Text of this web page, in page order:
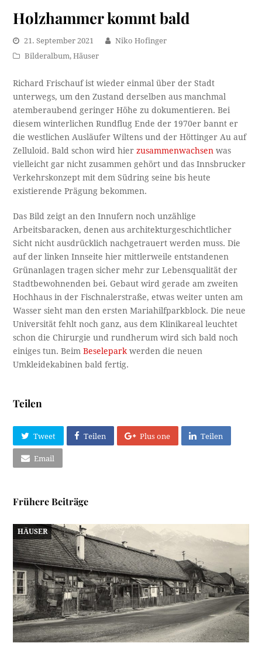
Holzhammer kommt bald
21. September 2021
Niko Hofinger
Bilderalbum,Häuser
Richard Frischauf ist wieder einmal über der Stadt
unterwegs, um den Zustand derselben aus manchmal
atemberaubend geringer Höhe zu dokumentieren. Bei
diesem winterlichen Rundflug Ende der 1970er bannt er
die westlichen Ausläufer Wiltens und der Höttinger Au auf
Zelluloid. Bald schon wird hierzusammenwachsen was
vielleicht gar nicht zusammen gehört und das Innsbrucker
Verkehrskonzept mit dem Südring seine bis heute
existierende Prägung bekommen.
Das Bild zeigt an den Innufern noch unzählige
Arbeitsbaracken, denen aus architekturgeschichtlicher
Sicht nicht ausdrücklich nachgetrauert werden muss. Die
auf der linken Innseite hier mittlerweile entstandenen
Grünanlagen tragen sicher mehr zur Lebensqualität der
Stadtbewohnenden bei. Gebaut wird gerade am zweiten
Hochhaus in der Fischnalerstraße, etwas weiter unten am
Wasser sieht man den ersten Mariahilfparkblock. Die neue
Universität fehlt noch ganz, aus dem Klinikareal leuchtet
schon die Chirurgie und rundherum wird sich bald noch
einiges tun. BeimBeselepark werden die neuen
Umkleidekabinen bald fertig.
Teilen
Tweet Teilen Plus one Teilen
Email
Frühere Beiträge
HÄUSER